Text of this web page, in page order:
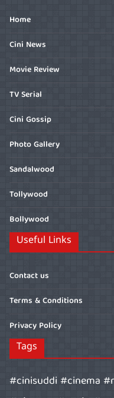
Home
Cini News
Movie Review
TV Serial
Cini Gossip
Photo Gallery
Sandalwood
Tollywood
Bollywood
Useful Links
Contact us
Terms & Conditions
Privacy Policy
Tags
#cinisuddi #cinema